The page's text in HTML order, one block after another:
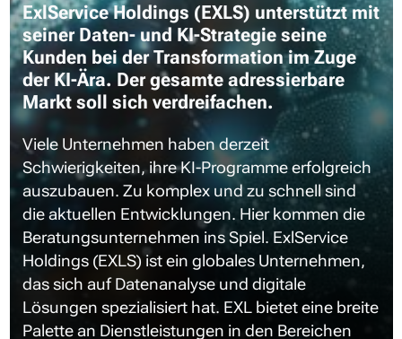
ExlService Holdings (EXLS) unterstützt mit
seiner Daten- und KI-Strategie seine
Kunden bei der Transformation im Zuge
der KI-Ära. Der gesamte adressierbare
Markt soll sich verdreifachen.
Viele Unternehmen haben derzeit
Schwierigkeiten, ihre KI-Programme erfolgreich
auszubauen. Zu komplex und zu schnell sind
die aktuellen Entwicklungen. Hier kommen die
Beratungsunternehmen ins Spiel. ExlService
Holdings (EXLS) ist ein globales Unternehmen,
das sich auf Datenanalyse und digitale
Lösungen spezialisiert hat. EXL bietet eine breite
Palette an Dienstleistungen in den Bereichen